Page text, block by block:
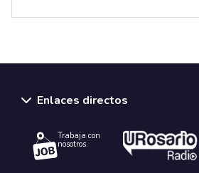
Enlaces directos
Trabaja con
nosotros.